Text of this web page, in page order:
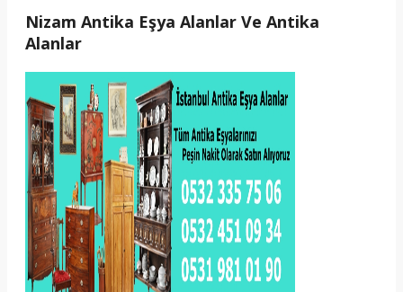
Nizam Antika Eşya Alanlar Ve Antika
Alanlar